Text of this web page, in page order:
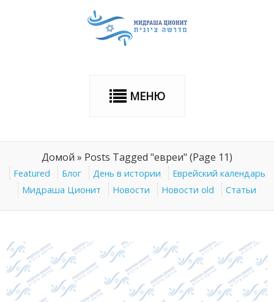
МЕНЮ
Домой » Posts Tagged "евреи" (Page 11)
Featured Блог День в истории
Еврейский календарь
Мидраша Ционит
Новости Новости old Статьи